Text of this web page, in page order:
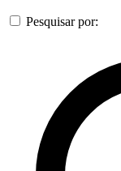
Pesquisar por: